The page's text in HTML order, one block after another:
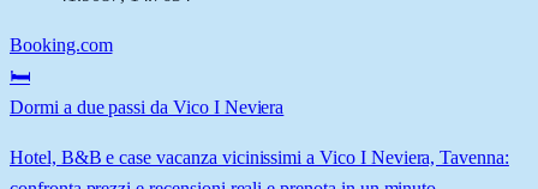
Booking.com
🛏️
Dormi a due passi da Vico I Neviera
Hotel, B&B e case vacanza vicinissimi a Vico I Neviera, Tavenna: